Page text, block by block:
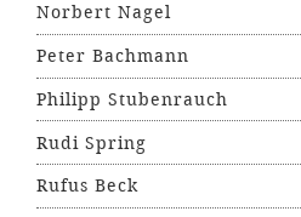
Norbert Nagel
Peter Bachmann
Philipp Stubenrauch
Rudi Spring
Rufus Beck